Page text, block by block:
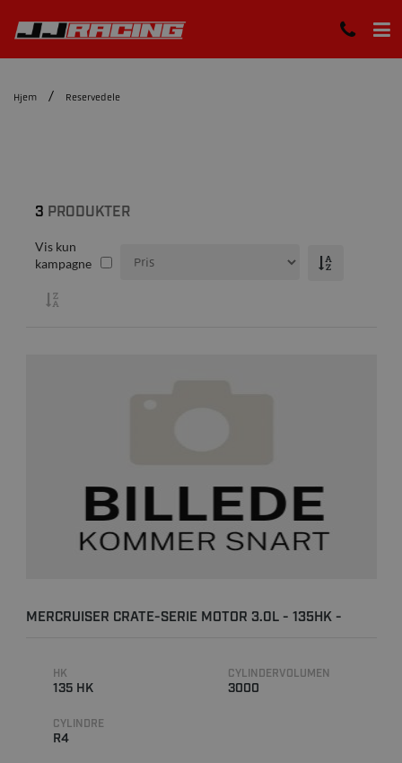
Hjem Reservedele
3 PRODUKTER
Vis kun
kampagne
MERCRUISER CRATE-SERIE MOTOR 3.0L - 135HK -
HK
135 HK
CYLINDERVOLUMEN
3000
CYLINDRE
R4